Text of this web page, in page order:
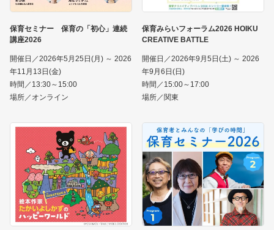
保育セミナー 保育の「初心」連続
講座2026
開催日／2026年5月25日(月) ～ 2026
年11月13日(金)
時間／13:30～15:00
場所／オンライン
保育みらいフォーラム2026 HOIKU
CREATIVE BATTLE
開催日／2026年9月5日(土) ～ 2026
年9月6日(日)
時間／15:00～17:00
場所／関東